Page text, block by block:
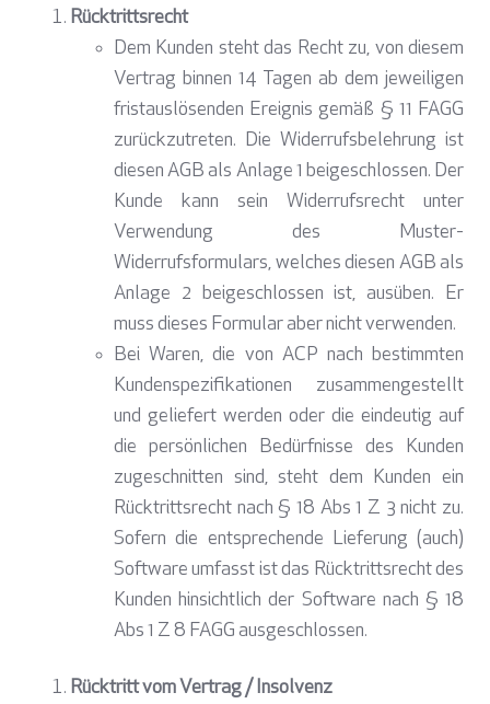
Rücktrittsrecht
Dem Kunden steht das Recht zu, von diesem
Vertrag binnen 14 Tagen ab dem jeweiligen
fristauslösenden Ereignis gemäß § 11 FAGG
zurückzutreten. Die Widerrufsbelehrung ist
diesen AGB als Anlage 1 beigeschlossen. Der
Kunde kann sein Widerrufsrecht unter
Verwendung des Muster-
Widerrufsformulars, welches diesen AGB als
Anlage 2 beigeschlossen ist, ausüben. Er
muss dieses Formular aber nicht verwenden.
Bei Waren, die von ACP nach bestimmten
Kundenspezifikationen zusammengestellt
und geliefert werden oder die eindeutig auf
die persönlichen Bedürfnisse des Kunden
zugeschnitten sind, steht dem Kunden ein
Rücktrittsrecht nach § 18 Abs 1 Z 3 nicht zu.
Sofern die entsprechende Lieferung (auch)
Software umfasst ist das Rücktrittsrecht des
Kunden hinsichtlich der Software nach § 18
Abs 1 Z 8 FAGG ausgeschlossen.
Rücktritt vom Vertrag / Insolvenz